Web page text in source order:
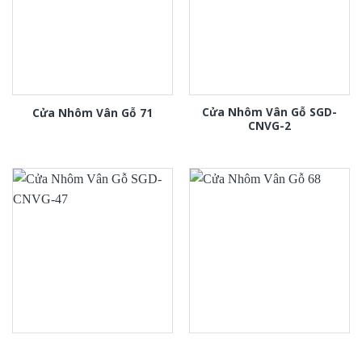
Cửa Nhôm Vân Gỗ 71
Cửa Nhôm Vân Gỗ SGD-
CNVG-2